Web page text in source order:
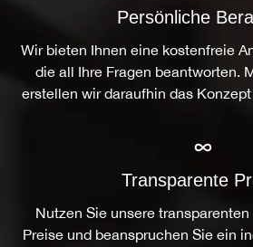
Persönliche
Wir bieten Ihnen eine kostenfreie
die all Ihre Fragen beantworten.
erstellen wir daraufhin das Konzept
Transparente
Nutzen Sie unsere
Preise und beanspruchen Sie ein